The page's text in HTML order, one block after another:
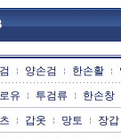
양손검 한손활
유 투검류 한손창
갑옷 망토 장갑